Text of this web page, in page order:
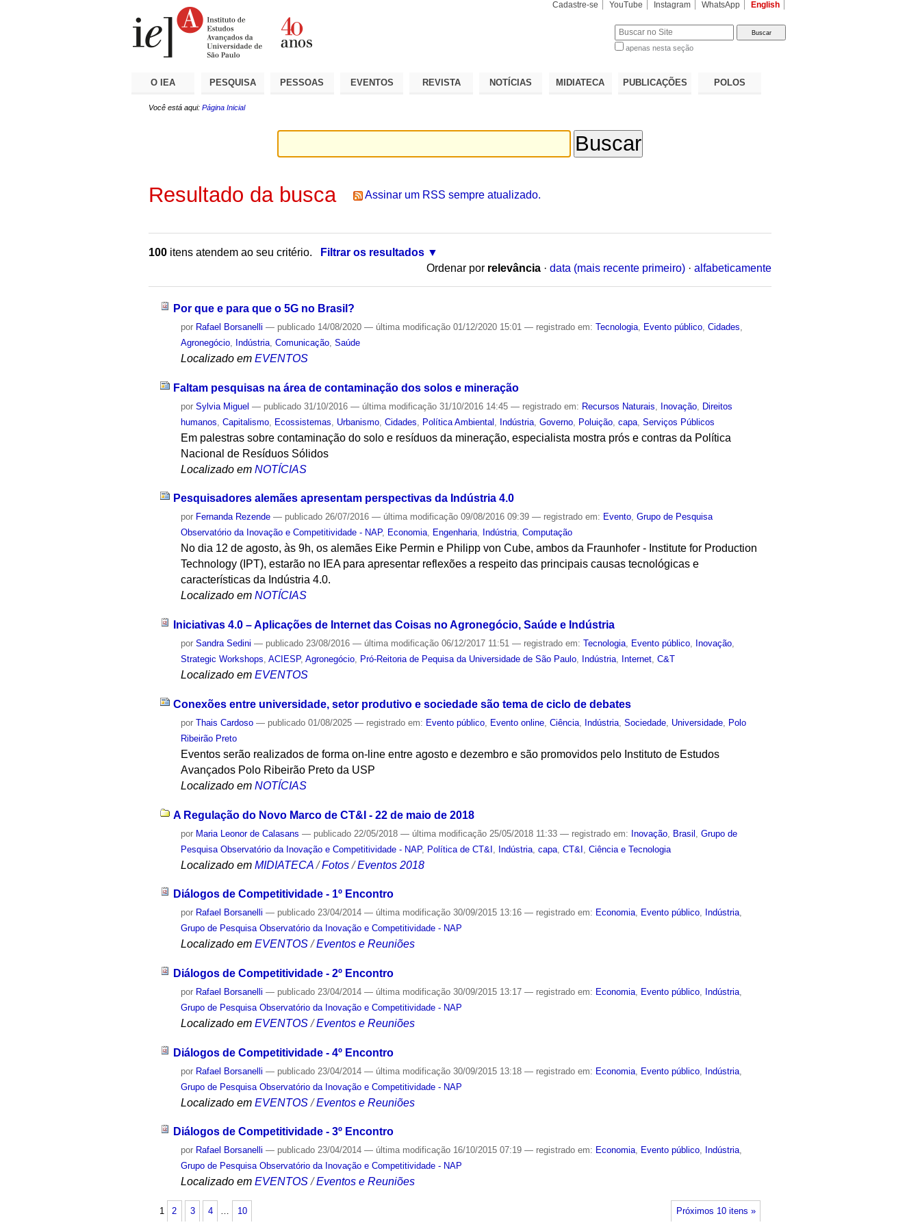
Cadastre-se YouTube Instagram WhatsApp English
apenas nesta seção
O IEA PESQUISA PESSOAS EVENTOS REVISTA NOTÍCIAS MIDIATECA PUBLICAÇÕES POLOS
Você está aqui: Página Inicial
Resultado da busca Assinar um RSS sempre atualizado.
100 itens atendem ao seu critério.
Filtrar os resultados
Ordenar por relevância · data (mais recente primeiro) · alfabeticamente
Por que e para que o 5G no Brasil?
por Rafael Borsanelli — publicado 14/08/2020— última modificação 01/12/2020 15:01— registrado em:Tecnologia Evento público ,Cidades
Agronegócio
Indústria ,Comunicação ,Saúde
Localizado em EVENTOS
Faltam pesquisas na área de contaminação dos solos e mineração
porSylvia Miguel — publicado 31/10/2016— última modificação 31/10/2016 14:45— registrado em: Recursos Naturais Inovação Direitos
humanos ,Capitalismo Ecossistemas Urbanismo ,Cidades Política Ambiental Indústria ,Governo Poluição ,capa ,Serviços Públicos
Em palestras sobre contaminação do solo e resíduos da mineração, especialista mostra prós e contras da Política
Nacional de Resíduos Sólidos
Localizado em NOTÍCIAS
Pesquisadores alemães apresentam perspectivas da Indústria 4.0
por Fernanda Rezende — publicado 26/07/2016— última modificação 09/08/2016 09:39— registrado em: Evento,Grupo de Pesquisa
Observatório da Inovação e Competitividade - NAP, Economia, Engenharia, Indústria,Computação
No dia 12 de agosto, às 9h, os alemães Eike Permin e Philipp von Cube, ambos da Fraunhofer - Institute for Production
Technology (IPT), estarão no IEA para apresentar reflexões a respeito das principais causas tecnológicas e
características da Indústria 4.0.
Localizado em NOTÍCIAS
Iniciativas 4.0 – Aplicações de Internet das Coisas no Agronegócio, Saúde e Indústria
porSandra Sedini — publicado 23/08/2016— última modificação 06/12/2017 11:51— registrado em:Tecnologia, Evento público, Inovação,
Strategic Workshops,ACIESP,Agronegócio, Pró-Reitoria de Pequisa da Universidade de São Paulo, Indústria, Internet,C&T
Localizado em EVENTOS
Conexões entre universidade, setor produtivo e sociedade são tema de ciclo de debates
porThais Cardoso — publicado 01/08/2025— registrado em: Evento público Evento online ,Ciência Indústria ,Sociedade Universidade
Polo
Ribeirão Preto
Eventos serão realizados de forma on-line entre agosto e dezembro e são promovidos pelo Instituto de Estudos
Avançados Polo Ribeirão Preto da USP
Localizado em NOTÍCIAS
A Regulação do Novo Marco de CT&I - 22 de maio de 2018
por Maria Leonor de Calasans — publicado 22/05/2018— última modificação 25/05/2018 11:33— registrado em: Inovação Brasil ,Grupo de
Pesquisa Observatório da Inovação e Competitividade - NAP, Política de CT&I Indústria ,capa ,CT&I ,Ciência e Tecnologia
Localizado em MIDIATECA /Fotos /Eventos 2018
Diálogos de Competitividade - 1º Encontro
por Rafael Borsanelli — publicado 23/04/2014— última modificação 30/09/2015 13:16— registrado em: Economia, Evento público, Indústria,
Grupo de Pesquisa Observatório da Inovação e Competitividade - NAP
Localizado em EVENTOS /Eventos e Reuniões
Diálogos de Competitividade - 2º Encontro
por Rafael Borsanelli — publicado 23/04/2014— última modificação 30/09/2015 13:17— registrado em: Economia Evento público Indústria
Grupo de Pesquisa Observatório da Inovação e Competitividade - NAP
Localizado em EVENTOS /Eventos e Reuniões
Diálogos de Competitividade - 4º Encontro
por Rafael Borsanelli — publicado 23/04/2014— última modificação 30/09/2015 13:18— registrado em: Economia Evento público Indústria
Grupo de Pesquisa Observatório da Inovação e Competitividade - NAP
Localizado em EVENTOS /Eventos e Reuniões
Diálogos de Competitividade - 3º Encontro
por Rafael Borsanelli — publicado 23/04/2014— última modificação 16/10/2015 07:19— registrado em: Economia, Evento público, Indústria,
Grupo de Pesquisa Observatório da Inovação e Competitividade - NAP
Localizado em EVENTOS /Eventos e Reuniões
Próximos 10 itens »
1 2 3 4 10